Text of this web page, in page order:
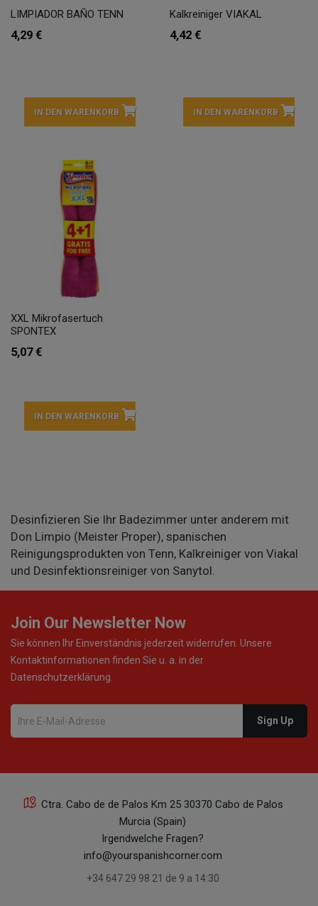
LIMPIADOR BAÑO TENN
4,29 €
IN DEN WARENKORB
Kalkreiniger VIAKAL
4,42 €
IN DEN WARENKORB
XXL Mikrofasertuch
SPONTEX
5,07 €
IN DEN WARENKORB
Desinfizieren Sie Ihr Badezimmer unter anderem mit
Don Limpio (Meister Proper), spanischen
Reinigungsprodukten von Tenn, Kalkreiniger von Viakal
und Desinfektionsreiniger von Sanytol.
Join Our Newsletter Now
Sie können Ihr Einverständnis jederzeit widerrufen. Unsere
Kontaktinformationen finden Sie u. a. in der
Datenschutzerklärung.
Ctra. Cabo de de Palos Km 25 30370 Cabo de Palos
Murcia (Spain)
Irgendwelche Fragen?
info@yourspanishcorner.com
+34 647 29 98 21 de 9 a 14:30